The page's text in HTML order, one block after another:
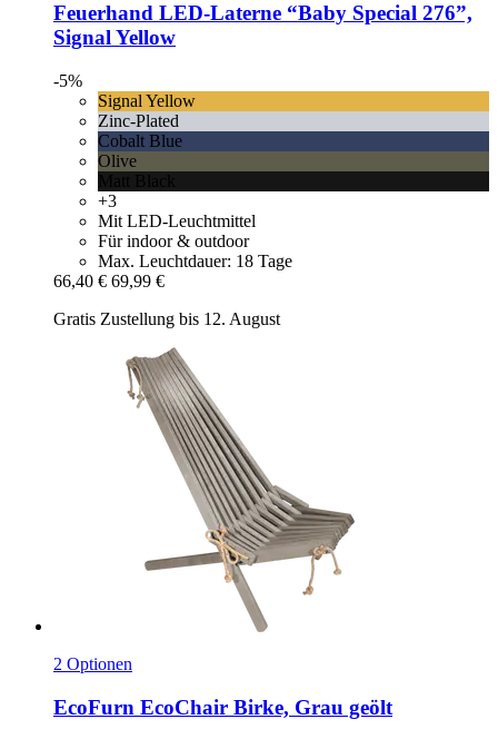
Feuerhand LED-​Laterne “Baby Special 276”,
Signal Yellow
-5%
Signal Yellow
Zinc-Plated
Cobalt Blue
Olive
+3
Mit LED-Leuchtmittel
Für indoor & outdoor
Max. Leuchtdauer: 18 Tage
66,40 € 69,99 €
Gratis Zustellung bis 12. August
2 Optionen
EcoFurn EcoChair Birke, Grau geölt